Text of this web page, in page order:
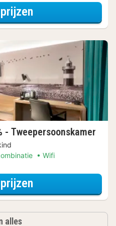
voor
- Tweepersoonskamer
Wifi
voor Met
alles